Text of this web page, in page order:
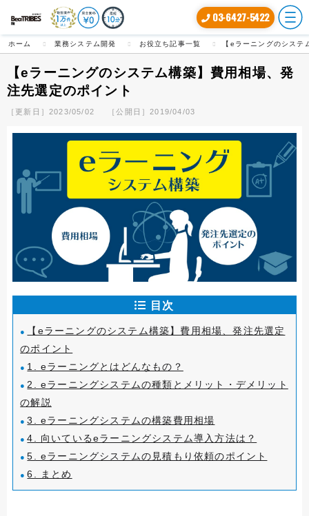
03-6427-5422
ホーム 業務システム開発 お役立ち記事一覧 【eラーニングのシス
【eラーニングのシステム構築】費用相場、発
注先選定のポイント
［更新日］2023/05/02 ［公開日］2019/04/03
目次
【eラーニングのシステム構築】費用相場、発注先選定
のポイント
1. eラーニングとはどんなもの？
2. eラーニングシステムの種類とメリット・デメリット
の解説
3. eラーニングシステムの構築費用相場
4. 向いているeラーニングシステム導入方法は？
5. eラーニングシステムの見積もり依頼のポイント
6. まとめ